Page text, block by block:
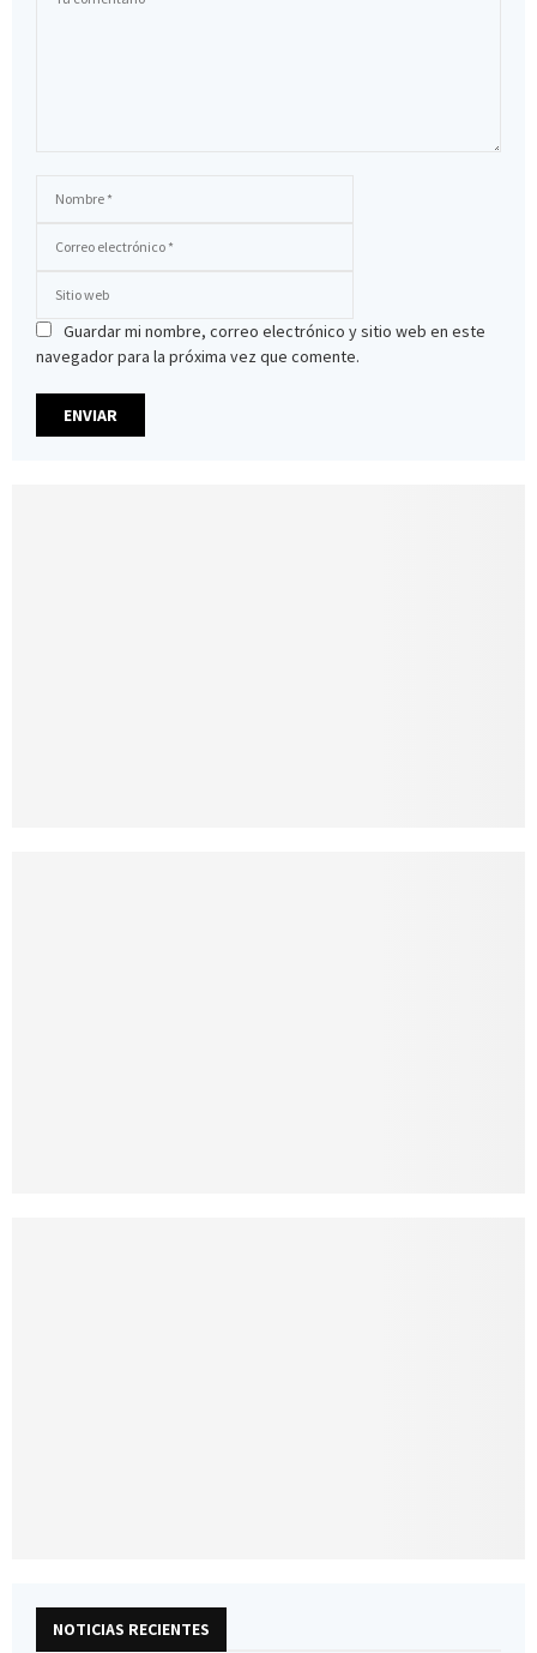
Guardar mi nombre, correo electrónico y sitio web en este
navegador para la próxima vez que comente.
NOTICIAS RECIENTES